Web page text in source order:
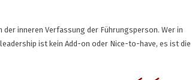
inneren Verfassung der Führungsperson. Wer in
ist kein Add-on oder Nice-to-have, es ist die